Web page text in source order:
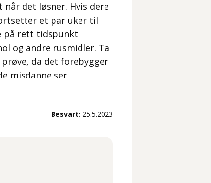
det løsner. Hvis dere
et par uker til
på rett tidspunkt.
og andre rusmidler. Ta
da det forebygger
misdannelser.
Besvart: 25.5.2023